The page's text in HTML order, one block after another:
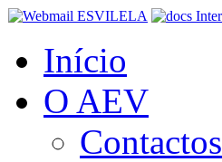
Início
O AEV
Contactos